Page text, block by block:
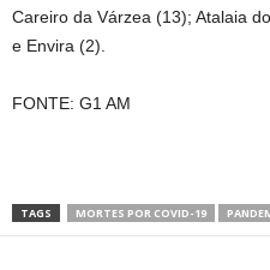
Careiro da Várzea (13); Atalaia
e Envira (2).
FONTE: G1 AM
TAGS MORTES POR COVID-19